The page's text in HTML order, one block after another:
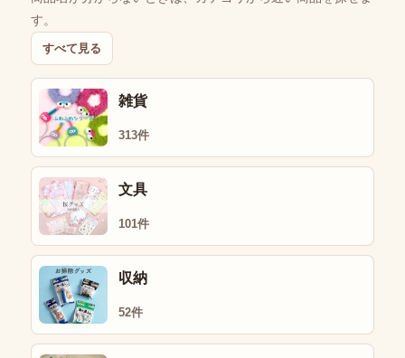
す。
すべて見る
雑貨
313件
文具
101件
収納
52件